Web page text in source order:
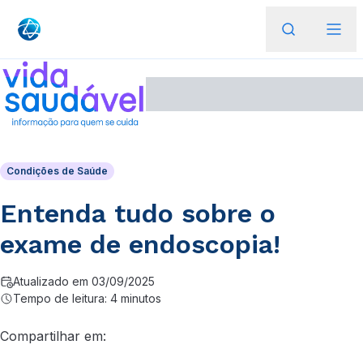
Condições de Saúde
Entenda tudo sobre o
exame de endoscopia!
Atualizado em 03/09/2025
Tempo de leitura: 4 minutos
Compartilhar em: